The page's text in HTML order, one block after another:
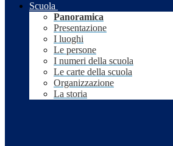
Scuola
Panoramica
Presentazione
I luoghi
Le persone
I numeri della scuola
Le carte della scuola
Organizzazione
La storia